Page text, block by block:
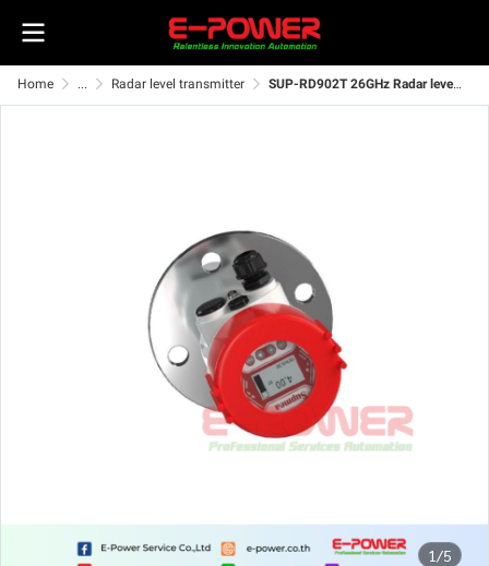
Home ... Radar level transmitter SUP-RD902T 26GHz Radar level meter
1/5